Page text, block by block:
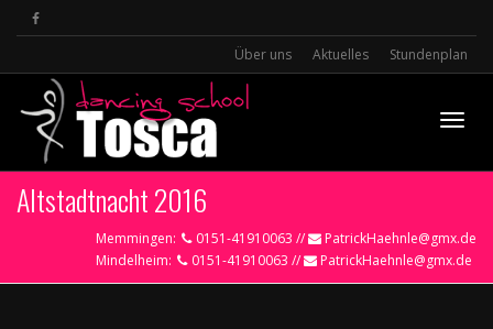
Über uns Aktuelles Stundenplan
Altstadtnacht 2016
Memmingen: 0151-41910063 //
PatrickHaehnle@gmx.de
Mindelheim:
0151-41910063 // PatrickHaehnle@gmx.de